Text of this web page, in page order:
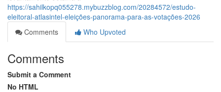
https://sahilkopq055278.mybuzzblog.com/20284572/estudo-
eleitoral-atlasintel-eleições-panorama-para-as-votações-2026
Comments
Who Upvoted
Comments
Submit a Comment
No HTML